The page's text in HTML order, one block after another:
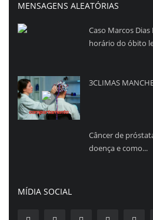
MENSAGENS ALEATÓRIAS
Caso Marcos
horário do óbito
3CLIMAS
Câncer de
doença e como...
MÍDIA SOCIAL